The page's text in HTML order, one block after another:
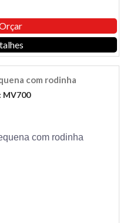
com rodinha
MV700